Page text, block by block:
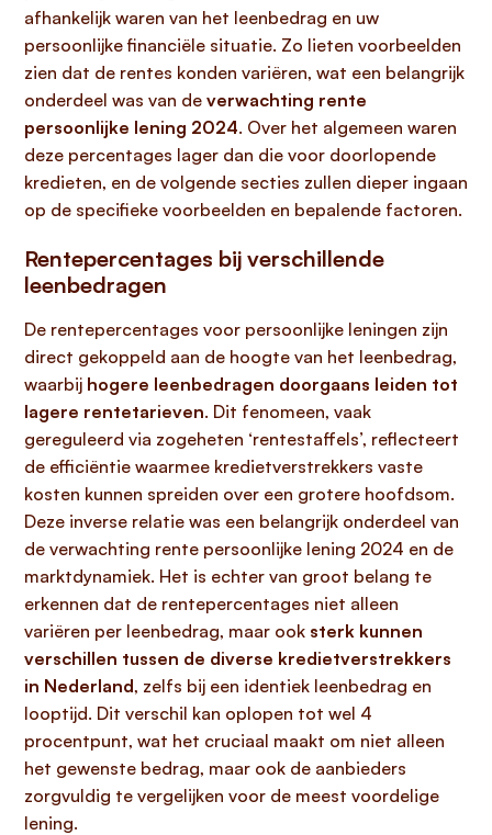
afhankelijk waren van het leenbedrag en uw
persoonlijke financiële situatie. Zo lieten voorbeelden
zien dat de rentes konden variëren, wat een belangrijk
onderdeel was van de verwachting rente
persoonlijke lening 2024. Over het algemeen waren
deze percentages lager dan die voor doorlopende
kredieten, en de volgende secties zullen dieper ingaan
op de specifieke voorbeelden en bepalende factoren.
Rentepercentages bij verschillende
leenbedragen
De rentepercentages voor persoonlijke leningen zijn
direct gekoppeld aan de hoogte van het leenbedrag,
waarbij hogere leenbedragen doorgaans leiden tot
lagere rentetarieven. Dit fenomeen, vaak
gereguleerd via zogeheten ‘rentestaffels’, reflecteert
de efficiëntie waarmee kredietverstrekkers vaste
kosten kunnen spreiden over een grotere hoofdsom.
Deze inverse relatie was een belangrijk onderdeel van
de verwachting rente persoonlijke lening 2024 en de
marktdynamiek. Het is echter van groot belang te
erkennen dat de rentepercentages niet alleen
variëren per leenbedrag, maar ook sterk kunnen
verschillen tussen de diverse kredietverstrekkers
in Nederland, zelfs bij een identiek leenbedrag en
looptijd. Dit verschil kan oplopen tot wel 4
procentpunt, wat het cruciaal maakt om niet alleen
het gewenste bedrag, maar ook de aanbieders
zorgvuldig te vergelijken voor de meest voordelige
lening.